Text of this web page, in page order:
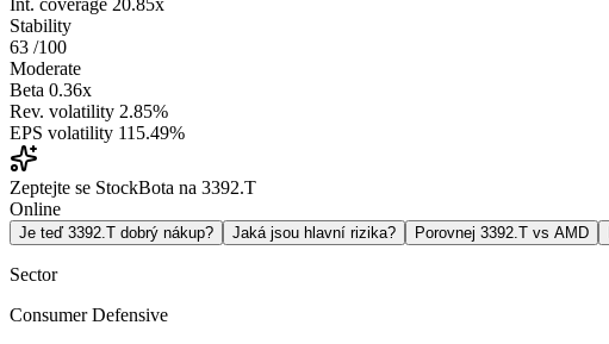
Int. coverage 20.85x
Stability
63 /100
Moderate
Beta 0.36x
Rev. volatility 2.85%
EPS volatility 115.49%
Zeptejte se StockBota na 3392.T
Online
Je teď 3392.T dobrý nákup? Jaká jsou hlavní rizika? Porovnej 3392.T vs AMD
Sector
Consumer Defensive